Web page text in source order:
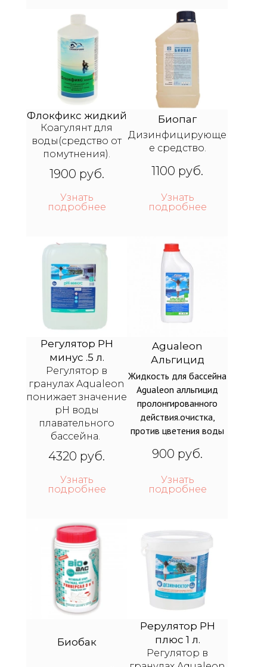
Флокфикс жидкий
Коагулянт для
воды(средство от
помутнения).
1900 руб.
Узнать
подробнее
Биопаг
Дизинфицирующе
е средство.
1100 руб.
Узнать
подробнее
Регулятор PH
минус .5 л.
Регулятор в
гранулах Aqualeon
понижает значение
рН воды
плавательного
бассейна.
4320 руб.
Узнать
подробнее
Agualeon
Альгицид
Жидкость для бассейна
Agualeon алльгицид
пролонгированного
действия.очистка,
против цветения воды
900 руб.
Узнать
подробнее
Биобак
Рерулятор PH
плюс 1 л.
Регулятор в